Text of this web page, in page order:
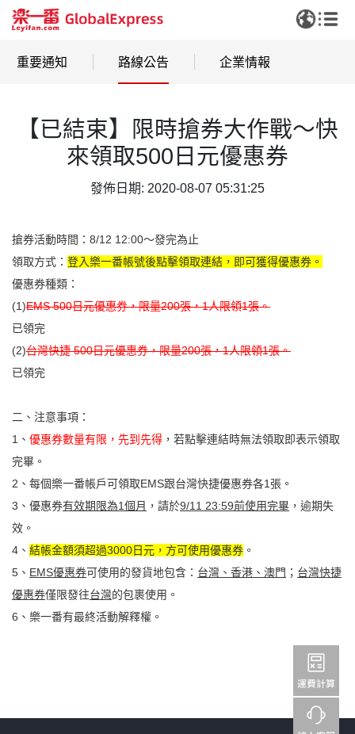
重要通知 路線公告 企業情報
【已結束】限時搶券大作戰～快
來領取500日元優惠券
發佈日期: 2020-08-07 05:31:25
搶券活動時間：8/12 12:00～發完為止
領取方式： 登入樂一番帳號後點擊領取連結，即可獲得優惠券。
優惠券種類：
(1)EMS 500日元優惠券，限量200張，1人限領1張。
已領完
(2)台灣快捷 500日元優惠券，限量200張，1人限領1張。
已領完
二、注意事項：
1、 優惠券數量有限，先到先得 ，若點擊連結時無法領取即表示領取
完畢。
2、每個樂一番帳戶可領取EMS跟台灣快捷優惠券各1張。
3、優惠券有效期限為1個月 ，請於9/11 23:59前使用完畢 ，逾期失
效。
4、 結帳金額須超過3000日元，方可使用優惠券 。
5、 EMS優惠券可使用的發貨地包含： 台灣、香港、澳門 ； 台灣快捷
優惠券僅限發往台灣的包裹使用。
6、樂一番有最終活動解釋權。